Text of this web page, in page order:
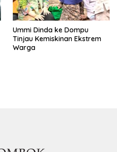
Ummi Dinda ke Dompu
Tinjau Kemiskinan Ekstrem
Warga